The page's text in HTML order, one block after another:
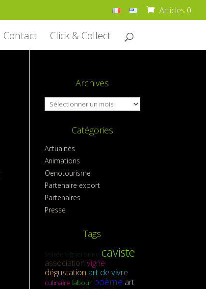
Articles 0
Contact Click & Collect
Archives
Archives
Catégories
Actualités
Animations
Oenotourisme
Partenaire export
Partenaires
Presse
Tags
soirée vigneronne caviste
association vigne
dégustation art de vivre
culinaire labour poème art